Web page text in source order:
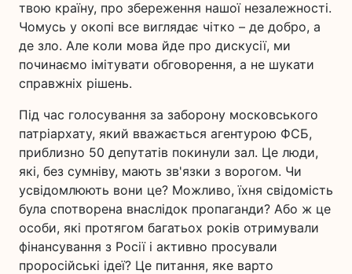
твою країну, про збереження нашої незалежності.
Чомусь у окопі все виглядає чітко – де добро, а
де зло. Але коли мова йде про дискусії, ми
починаємо імітувати обговорення, а не шукати
справжніх рішень.
Під час голосування за заборону московського
патріархату, який вважається агентурою ФСБ,
приблизно 50 депутатів покинули зал. Це люди,
які, без сумніву, мають зв'язки з ворогом. Чи
усвідомлюють вони це? Можливо, їхня свідомість
була спотворена внаслідок пропаганди? Або ж це
особи, які протягом багатьох років отримували
фінансування з Росії і активно просували
проросійські ідеї? Це питання, яке варто